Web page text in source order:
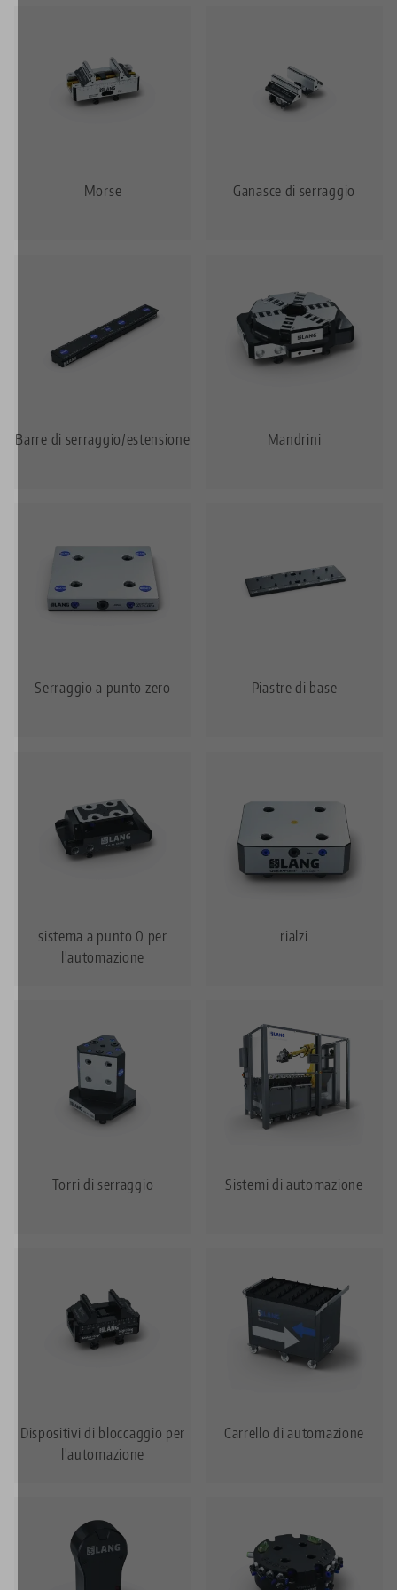
Morse Ganasce di serraggio
Barre di serraggio/estensione Mandrini
Serraggio a punto zero Piastre di base
sistema a punto 0 per
l'automazione
rialzi
Torri di serraggio Sistemi di automazione
Dispositivi di bloccaggio per
l'automazione
Carrello di automazione